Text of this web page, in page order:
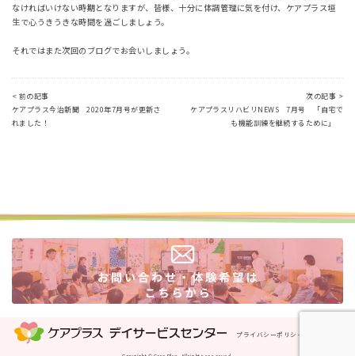
なければいけない時期となりますが、皆様、十分に体調管理に気を付け、ケアプラス垣
生で心うきうきな時間を過ごしましょう。
それではまた次回のブログでお会いしましょう。
< 前の記事
ケアプラス今治新聞 2020年7月号が更新さ
れました！
次の記事 >
ケアプラスリハビリNEWS 7月号 「自宅で
も機能訓練を継続するために」
プライバシーポリシー